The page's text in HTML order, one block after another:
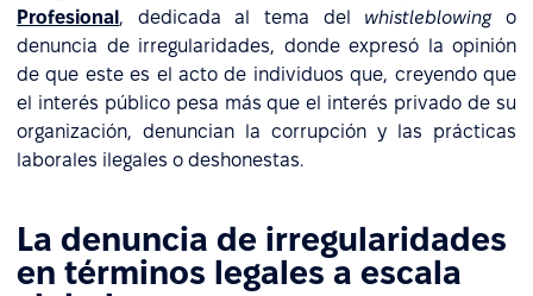
Profesional, dedicada al tema del whistleblowingo
denuncia de irregularidades, donde expresó la opinión
de que este es el acto de individuos que, creyendo que
el interés público pesa más que el interés privado de su
organización, denuncian la corrupción y las prácticas
laborales ilegales o deshonestas.
La denuncia de irregularidades
en términos legales a escala